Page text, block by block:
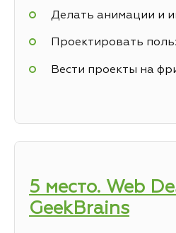
Делать анимации и
Проектировать
Вести проекты на
5 место. Web
GeekBrains